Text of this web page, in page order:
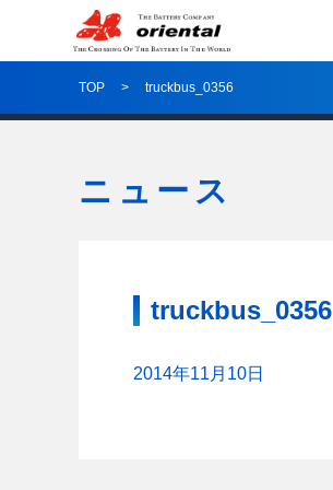
TOP truckbus_0356
ニュース
truckbus_0356
2014年11月10日